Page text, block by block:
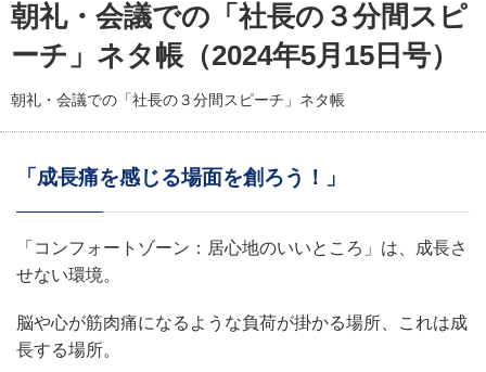
朝礼・会議での「社長の３分間スピ
ーチ」ネタ帳（2024年5月15日号）
朝礼・会議での「社長の３分間スピーチ」ネタ帳
「成長痛を感じる場面を創ろう！」
「コンフォートゾーン：居心地のいいところ」は、成長さ
せない環境。
脳や心が筋肉痛になるような負荷が掛かる場所、これは成
長する場所。